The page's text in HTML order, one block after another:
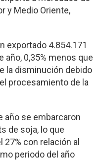
y Medio Oriente,
exportado 4.854.171
0,35% menos que
la disminución debido
procesamiento de la
año se embarcaron
de soja, lo que
con relación al
periodo del año